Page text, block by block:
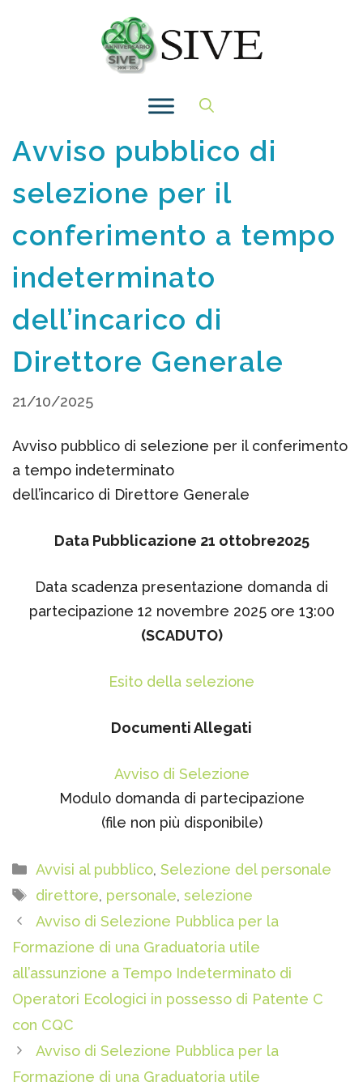
Avviso pubblico di
selezione per il
conferimento a tempo
indeterminato
dell’incarico di
Direttore Generale
21/10/2025
Avviso pubblico di selezione per il conferimento
a tempo indeterminato
dell’incarico di Direttore Generale
Data Pubblicazione 21 ottobre2025
Data scadenza presentazione domanda di
partecipazione 12 novembre 2025 ore 13:00
(SCADUTO)
Esito della selezione
Documenti Allegati
Avviso di Selezione
Modulo domanda di partecipazione
(file non più disponibile)
Categorie
Avvisi al pubblico, Selezione del personale
Tag
direttore, personale, selezione
Avviso di Selezione Pubblica per la
Formazione di una Graduatoria utile
all’assunzione a Tempo Indeterminato di
Operatori Ecologici in possesso di Patente C
con CQC
Avviso di Selezione Pubblica per la
Formazione di una Graduatoria utile